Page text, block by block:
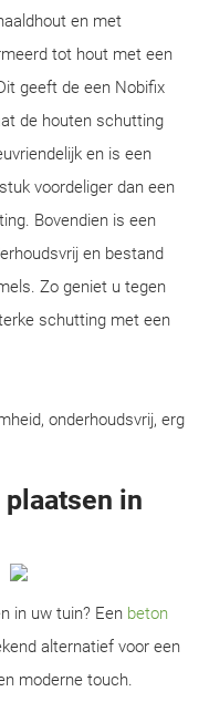
en met
tot hout met een
geeft de een Nobifix
de houten schutting
en is een
voordeliger dan een
Bovendien is een
en bestand
Zo geniet u tegen
schutting met een
onderhoudsvrij, erg
in
in uw tuin? Een beton
alternatief voor een
moderne touch.